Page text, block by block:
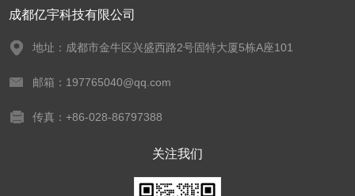
成都亿宇科技有限公司
地址：成都市金牛区兴盛西路2号固特大厦5栋A座101
邮箱：197765040@qq.com
传真：+86-028-86797388
关注我们